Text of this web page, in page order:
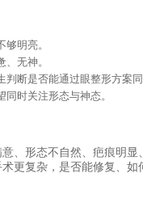
明亮。
无神。
断是否能通过眼整形方案同
时关注形态与神态。
、形态不自然、疤痕明
更复杂，是否能修复、